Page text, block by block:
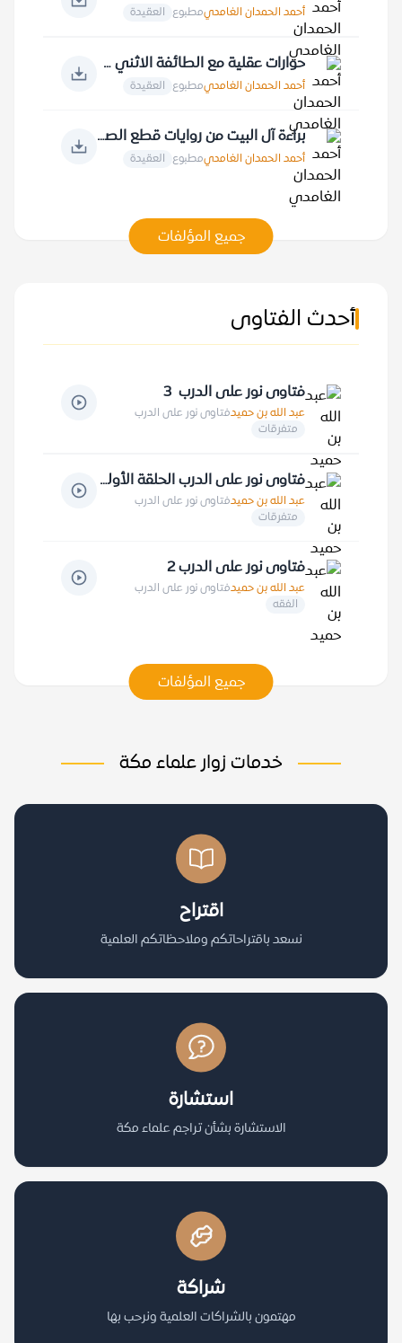
أحمد الحمدان الغامديمطبوع العقيدة
حوارات عقلية مع الطائفة الاثني عشرية في الأصول
أحمد الحمدان الغامديمطبوع العقيدة
براءة آل البيت من روايات قطع الصلة بالخالق
أحمد الحمدان الغامديمطبوع العقيدة
جميع المؤلفات
أحدث الفتاوى
فتاوى نور على الدرب 3
عبد الله بن حميدفتاوى نور على الدرب
متفرقات
فتاوى نور على الدرب الحلقة الأولى
عبد الله بن حميدفتاوى نور على الدرب
متفرقات
فتاوى نور على الدرب 2
عبد الله بن حميدفتاوى نور على الدرب
الفقه
جميع المؤلفات
خدمات زوار علماء مكة
اقتراح
نسعد باقتراحاتكم وملاحظاتكم العلمية
استشارة
الاستشارة بشأن تراجم علماء مكة
شراكة
مهتمون بالشراكات العلمية ونرحب بها